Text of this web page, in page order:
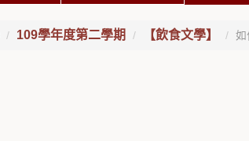
109學年度第二學期 【飲食文學】 如